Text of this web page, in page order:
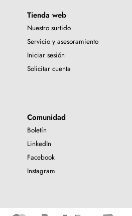
Tienda web
Nuestro surtido
Servicio y asesoramiento
Iniciar sesión
Solicitar cuenta
Comunidad
Boletín
LinkedIn
Facebook
Instagram